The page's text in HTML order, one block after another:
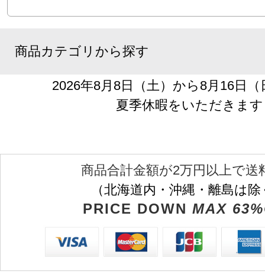
商品カテゴリから探す
2026年8月8日（土）から8月16日
夏季休暇をいただきます
商品合計金額が2万円以上で送
（北海道内・沖縄・離島は
PRICE DOWN MAX